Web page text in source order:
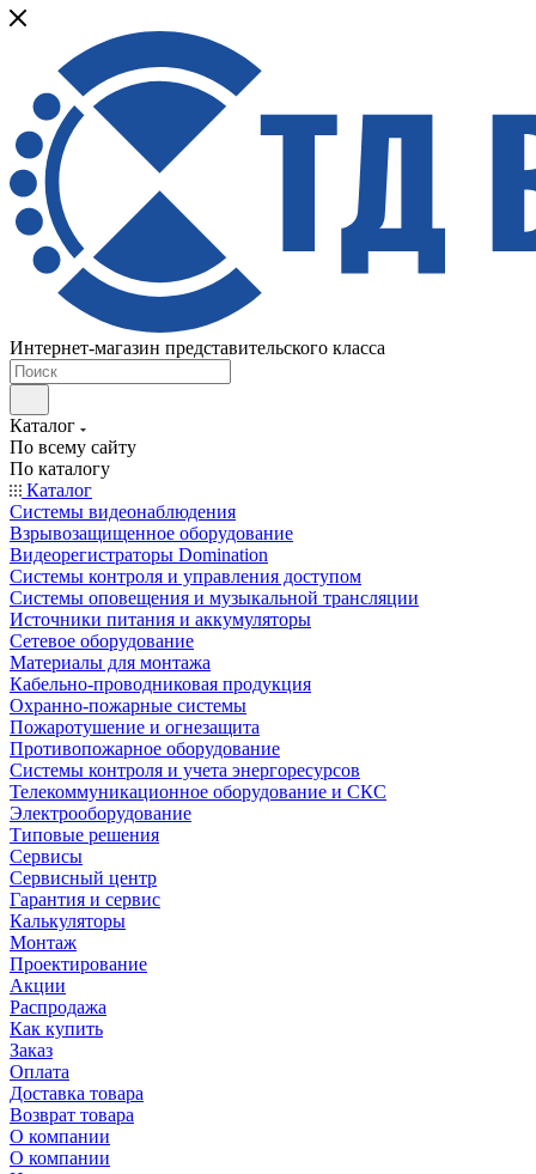
Интернет-магазин представительского класса
Каталог
По всему сайту
По каталогу
Каталог
Системы видеонаблюдения
Взрывозащищенное оборудование
Видеорегистраторы Domination
Системы контроля и управления доступом
Системы оповещения и музыкальной трансляции
Источники питания и аккумуляторы
Сетевое оборудование
Материалы для монтажа
Кабельно-проводниковая продукция
Охранно-пожарные системы
Пожаротушение и огнезащита
Противопожарное оборудование
Системы контроля и учета энергоресурсов
Телекоммуникационное оборудование и СКС
Электрооборудование
Типовые решения
Сервисы
Сервисный центр
Гарантия и сервис
Калькуляторы
Монтаж
Проектирование
Акции
Распродажа
Как купить
Заказ
Оплата
Доставка товара
Возврат товара
О компании
О компании